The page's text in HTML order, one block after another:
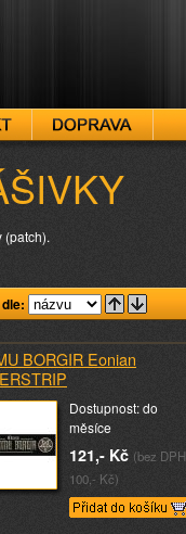
(patch).
BORGIR Eonian
Dostupnost: do
měsíce
121,- Kč (bez DPH
100,- Kč)